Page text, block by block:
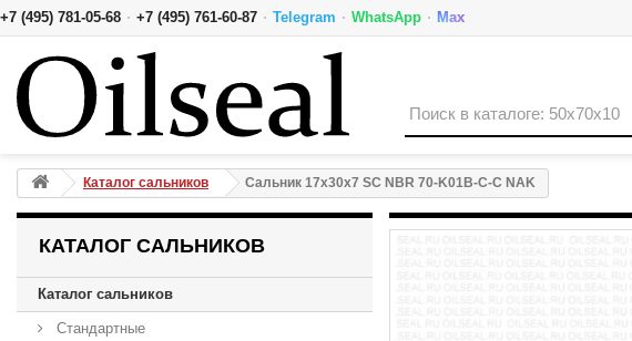
+7 (495) 781-05-68 · +7 (495) 761-60-87 · Telegram · WhatsApp · Max
Каталог сальников Сальник 17x30x7 SC NBR 70-K01B-C-C NAK
КАТАЛОГ САЛЬНИКОВ
Каталог сальников
Стандартные
Сальник 17x30x7 SC NBR 70-K01B-C-C NAK